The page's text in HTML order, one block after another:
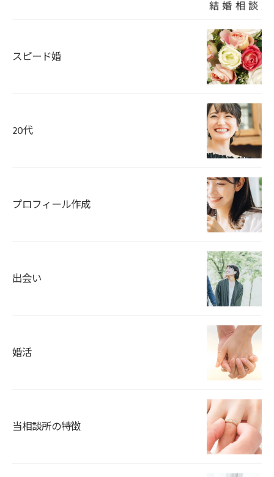
スピード婚
20代
プロフィール作成
出会い
婚活
当相談所の特徴